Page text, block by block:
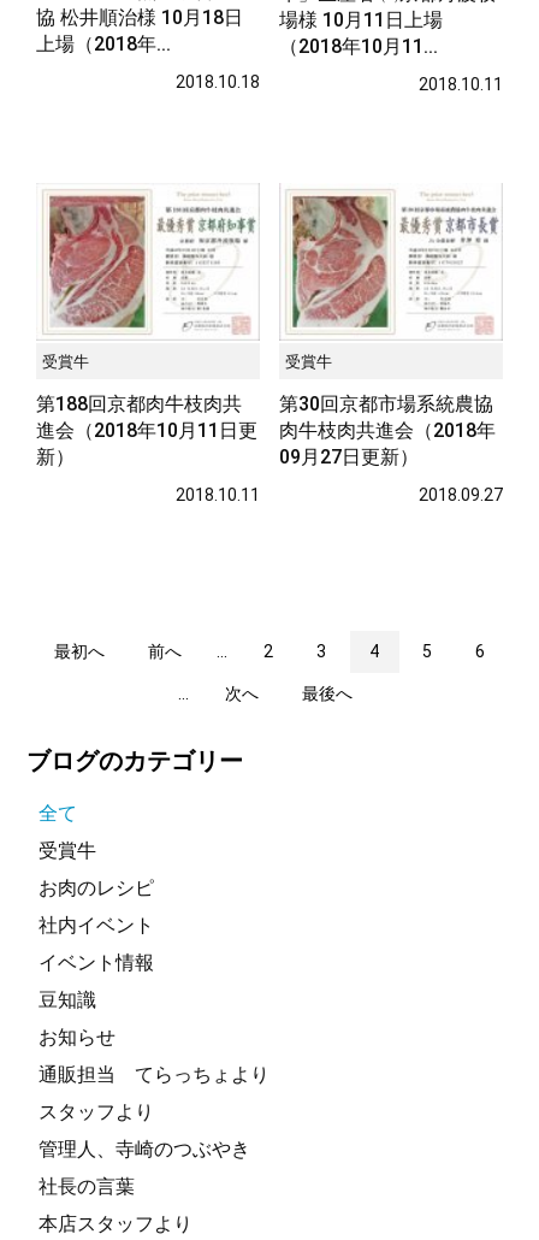
協 松井順治様 10月18日
上場（2018年...
2018.10.18
場様 10月11日上場
（2018年10月11...
2018.10.11
受賞牛
第188回京都肉牛枝肉共
進会（2018年10月11日更
新）
2018.10.11
受賞牛
第30回京都市場系統農協
肉牛枝肉共進会（2018年
09月27日更新）
2018.09.27
最初へ 前へ ... 2 3 4 5 6
... 次へ 最後へ
ブログのカテゴリー
全て
受賞牛
お肉のレシピ
社内イベント
イベント情報
豆知識
お知らせ
通販担当 てらっちょより
スタッフより
管理人、寺崎のつぶやき
社長の言葉
本店スタッフより